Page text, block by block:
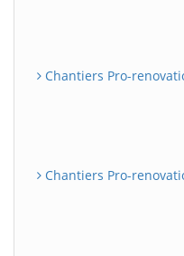
Chantiers Pro-
Chantiers Pro-